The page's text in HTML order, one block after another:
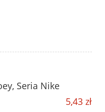
Seria Nike
5,43 zł